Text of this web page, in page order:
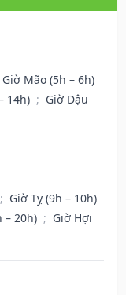
Giờ Mão (5h – 6h)
14h) ; Giờ Dậu
; Giờ Tỵ (9h – 10h)
– 20h) ; Giờ Hợi